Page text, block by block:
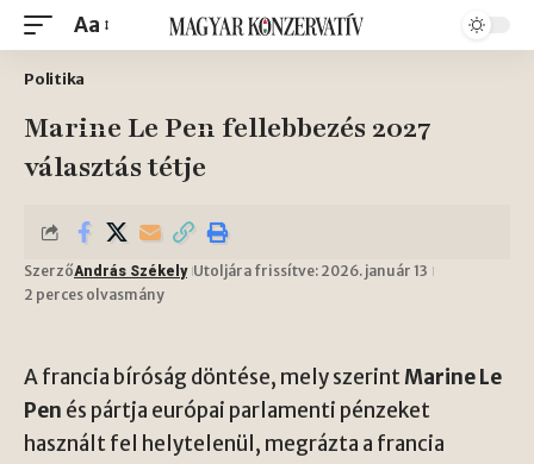
Aa
Politika
Marine Le Pen fellebbezés 2027
választás tétje
SzerzőAndrás Székely Utoljára frissítve: 2026. január 13
2 perces olvasmány
A francia bíróság döntése, mely szerintMarine Le
Pen és pártja európai parlamenti pénzeket
használt fel helytelenül, megrázta a francia